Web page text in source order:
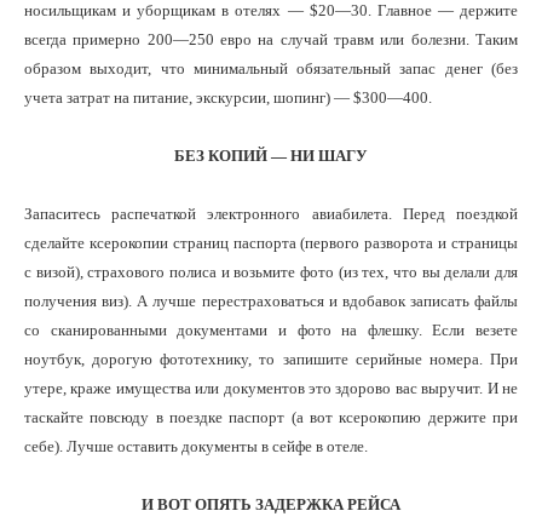
носильщикам и уборщикам в отелях — $20—30. Главное — держите
всегда примерно 200—250 евро на случай травм или болезни. Таким
образом выходит, что минимальный обязательный запас денег (без
учета затрат на питание, экскурсии, шопинг) — $300—400.
БЕЗ КОПИЙ — НИ ШАГУ
Запаситесь распечаткой электронного авиабилета. Перед поездкой
сделайте ксерокопии страниц паспорта (первого разворота и страницы
с визой), страхового полиса и возьмите фото (из тех, что вы делали для
получения виз). А лучше перестраховаться и вдобавок записать файлы
со сканированными документами и фото на флешку. Если везете
ноутбук, дорогую фототехнику, то запишите серийные номера. При
утере, краже имущества или документов это здорово вас выручит. И не
таскайте повсюду в поездке паспорт (а вот ксерокопию держите при
себе). Лучше оставить документы в сейфе в отеле.
И ВОТ ОПЯТЬ ЗАДЕРЖКА РЕЙСА